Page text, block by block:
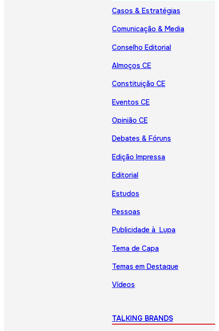
Casos & Estratégias
Comunicação & Media
Conselho Editorial
Almoços CE
Constituição CE
Eventos CE
Opinião CE
Debates & Fóruns
Edição Impressa
Editorial
Estudos
Pessoas
Publicidade à Lupa
Tema de Capa
Temas em Destaque
Vídeos
TALKING BRANDS